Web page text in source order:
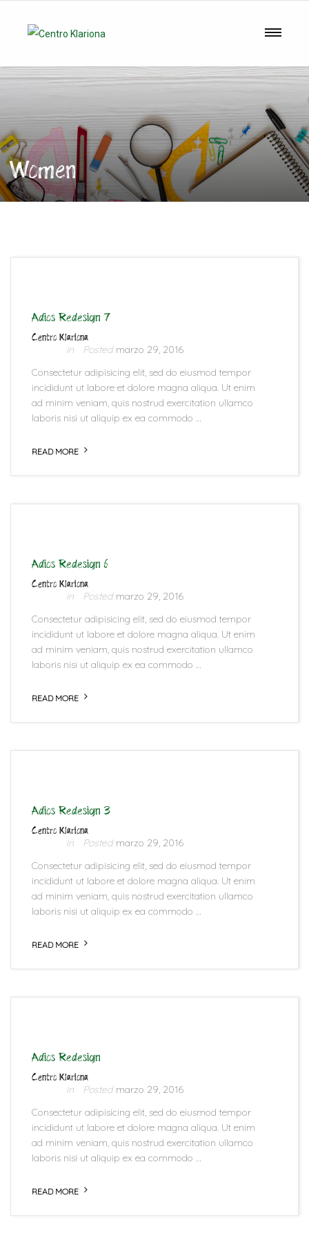
Women
Adios Redesign 7
Centro Klariona
marzo 29, 2016
Consectetur adipisicing elit, sed do eiusmod tempor
incididunt ut labore et dolore magna aliqua. Ut enim
ad minim veniam, quis nostrud exercitation ullamco
laboris nisi ut aliquip ex ea commodo …
READ MORE
Adios Redesign 6
Centro Klariona
marzo 29, 2016
Consectetur adipisicing elit, sed do eiusmod tempor
incididunt ut labore et dolore magna aliqua. Ut enim
ad minim veniam, quis nostrud exercitation ullamco
laboris nisi ut aliquip ex ea commodo …
READ MORE
Adios Redesign 3
Centro Klariona
marzo 29, 2016
Consectetur adipisicing elit, sed do eiusmod tempor
incididunt ut labore et dolore magna aliqua. Ut enim
ad minim veniam, quis nostrud exercitation ullamco
laboris nisi ut aliquip ex ea commodo …
READ MORE
Adios Redesign
Centro Klariona
marzo 29, 2016
Consectetur adipisicing elit, sed do eiusmod tempor
incididunt ut labore et dolore magna aliqua. Ut enim
ad minim veniam, quis nostrud exercitation ullamco
laboris nisi ut aliquip ex ea commodo …
READ MORE